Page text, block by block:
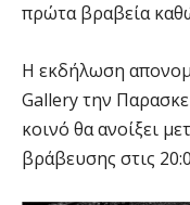
πρώτα βραβεία
Η εκδήλωση
Gallery την
κοινό θα ανοίξει
βράβευσης στις